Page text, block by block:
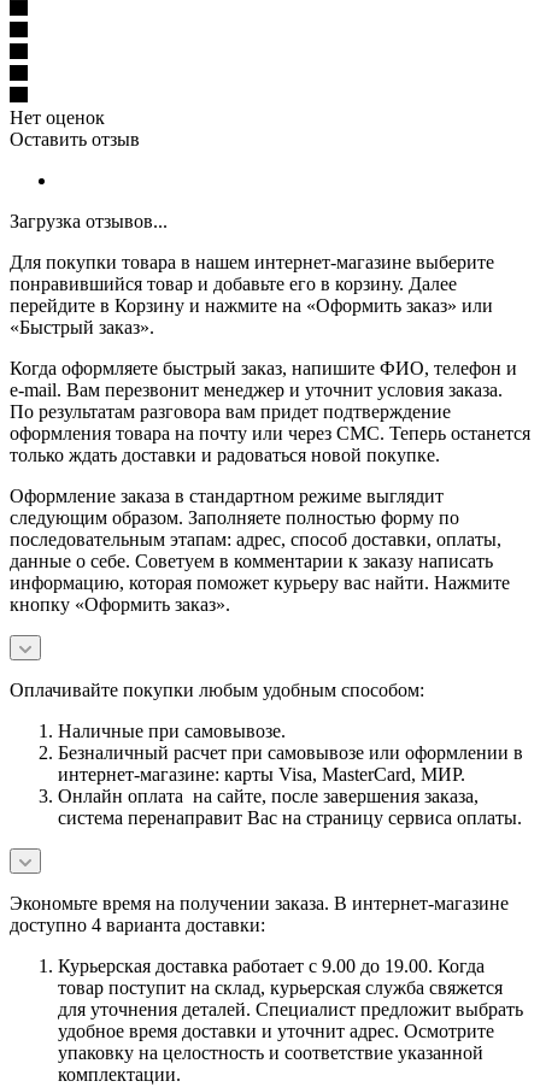
Нет оценок
Оставить отзыв
Загрузка отзывов...
Для покупки товара в нашем интернет-магазине выберите
понравившийся товар и добавьте его в корзину. Далее
перейдите в Корзину и нажмите на «Оформить заказ» или
«Быстрый заказ».
Когда оформляете быстрый заказ, напишите ФИО, телефон и
e-mail. Вам перезвонит менеджер и уточнит условия заказа.
По результатам разговора вам придет подтверждение
оформления товара на почту или через СМС. Теперь останется
только ждать доставки и радоваться новой покупке.
Оформление заказа в стандартном режиме выглядит
следующим образом. Заполняете полностью форму по
последовательным этапам: адрес, способ доставки, оплаты,
данные о себе. Советуем в комментарии к заказу написать
информацию, которая поможет курьеру вас найти. Нажмите
кнопку «Оформить заказ».
Оплачивайте покупки любым удобным способом:
Наличные при самовывозе.
Безналичный расчет при самовывозе или оформлении в
интернет-магазине: карты Visa, MasterCard, МИР.
Онлайн оплата на сайте, после завершения заказа,
система перенаправит Вас на страницу сервиса оплаты.
Экономьте время на получении заказа. В интернет-магазине
доступно 4 варианта доставки:
Курьерская доставка работает с 9.00 до 19.00. Когда
товар поступит на склад, курьерская служба свяжется
для уточнения деталей. Специалист предложит выбрать
удобное время доставки и уточнит адрес. Осмотрите
упаковку на целостность и соответствие указанной
комплектации.